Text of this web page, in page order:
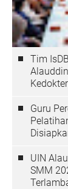
Tim
Guru
UIN
SMM